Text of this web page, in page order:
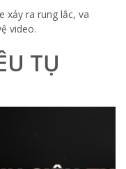
xảy ra rung lắc, va
video.
TỤ